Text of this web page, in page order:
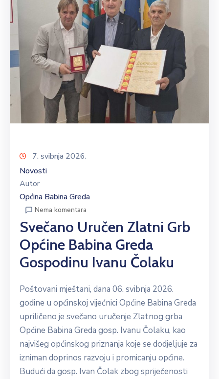
7. svibnja 2026.
Novosti
Autor
Općina Babina Greda
Nema komentara
Svečano Uručen Zlatni Grb
Općine Babina Greda
Gospodinu Ivanu Čolaku
Poštovani mještani, dana 06. svibnja 2026.
godine u općinskoj vijećnici Općine Babina Greda
upriličeno je svečano uručenje Zlatnog grba
Općine Babina Greda gosp. Ivanu Čolaku, kao
najvišeg općinskog priznanja koje se dodjeljuje za
izniman doprinos razvoju i promicanju općine.
Budući da gosp. Ivan Čolak zbog spriječenosti